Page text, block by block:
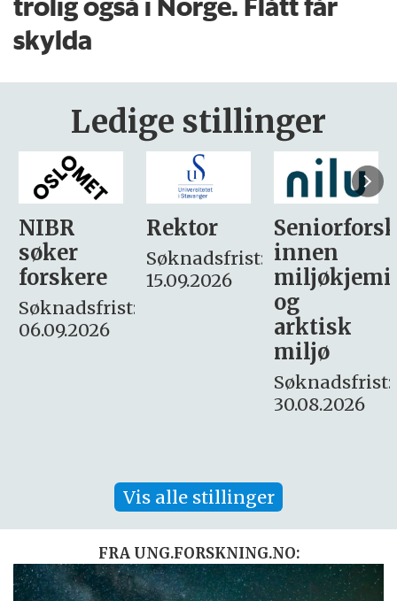
skylda
Ledige stillinger
Rektor
Søknadsfrist:
15.09.2026
Seniorforsker
innen
miljøkjemi
søker
– fast
Søknadsfrist:
16. august.
Vis alle stillinger
FRA UNG.FORSKNING.NO: